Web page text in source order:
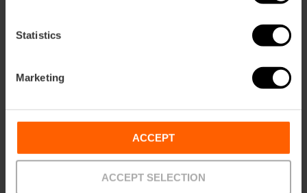
Statistics
Marketing
ACCEPT
ACCEPT SELECTION
Cómo llegar